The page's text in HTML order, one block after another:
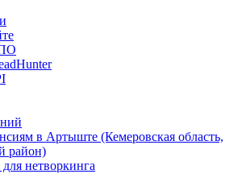
в Артыште (Кемеровская область,
район)
нетворкинга